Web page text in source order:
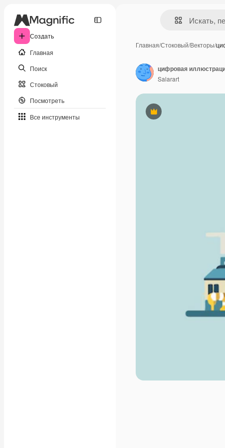
Создать
Главная
Поиск
Стоковый
Посмотреть
Все инструменты
Главная/Стоковый/Векторы/
Премиум
цифровая
Salarart